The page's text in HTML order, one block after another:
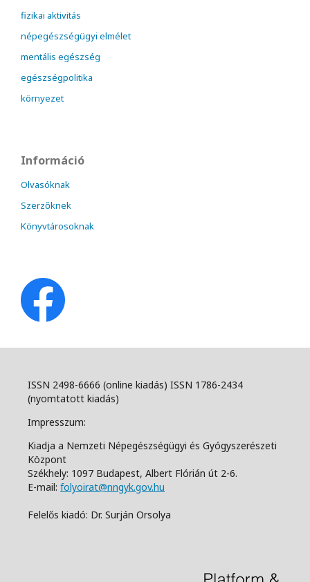
fizikai aktivitás
népegészségügyi elmélet
mentális egészség
egészségpolitika
környezet
Információ
Olvasóknak
Szerzőknek
Könyvtárosoknak
ISSN 2498-6666 (online kiadás) ISSN 1786-2434
(nyomtatott kiadás)
Impresszum:
Kiadja a Nemzeti Népegészségügyi és Gyógyszerészeti
Központ
Székhely: 1097 Budapest, Albert Flórián út 2-6.
E-mail: folyoirat@nngyk.gov.hu
Felelős kiadó: Dr. Surján Orsolya